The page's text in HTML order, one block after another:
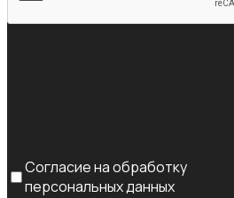
Согласие на обработку
персональных данных